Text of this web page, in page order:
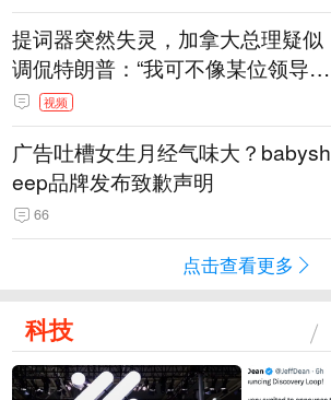
提词器突然失灵，加拿大总理疑似
调侃特朗普：“我可不像某位领导
人，把这当成一场阴谋”，全场哄笑
视频
广告吐槽女生月经气味大？babysh
eep品牌发布致歉声明
66
点击查看更多
科技